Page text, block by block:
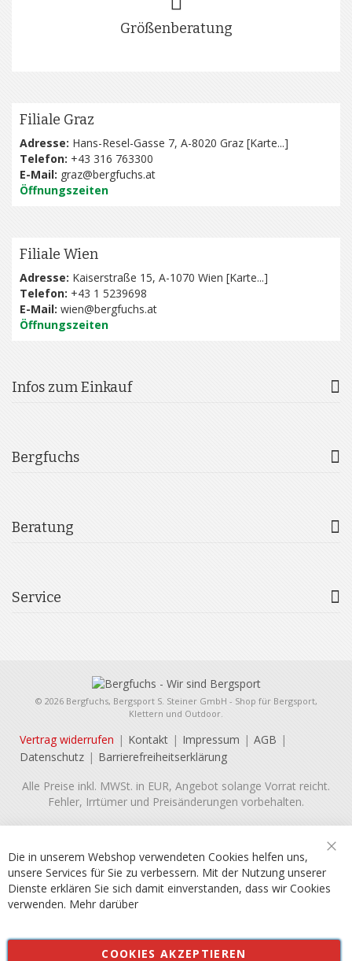
Größenberatung
Filiale Graz
Adresse: Hans-Resel-Gasse 7, A-8020 Graz [Karte...]
Telefon: +43 316 763300
E-Mail: graz@bergfuchs.at
Öffnungszeiten
Filiale Wien
Adresse: Kaiserstraße 15, A-1070 Wien [Karte...]
Telefon: +43 1 5239698
E-Mail: wien@bergfuchs.at
Öffnungszeiten
Infos zum Einkauf
Bergfuchs
Beratung
Service
© 2026 Bergfuchs, Bergsport S. Steiner GmbH - Shop für Bergsport,
Klettern und Outdoor.
Vertrag widerrufen Kontakt Impressum
AGB
Datenschutz
Barrierefreiheitserklärung
Alle Preise inkl. MWSt. in EUR, Angebot solange Vorrat reicht.
Fehler, Irrtümer und Preisänderungen vorbehalten.
Die in unserem Webshop verwendeten Cookies helfen uns,
unsere Services für Sie zu verbessern. Mit der Nutzung unserer
Dienste erklären Sie sich damit einverstanden, dass wir Cookies
verwenden. Mehr darüber
COOKIES AKZEPTIEREN